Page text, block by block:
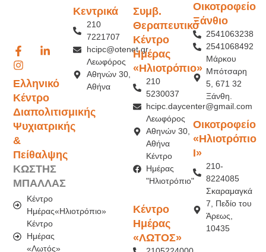
Ελληνικό
Κέντρο
Διαπολιτισμικής
Ψυχιατρικής
&
Πείθαλψης
ΚΩΣΤΗΣ
ΜΠΑΛΛΑΣ
Κέντρο
Ημέρας«Ηλιοτρόπιο»
Κέντρο
Ημέρας
«Λωτός»
Κεντρικά
210
7221707
hcipc@otenet.gr
Λεωφόρος
Αθηνών 30,
Αθήνα
Συμβ.
Θεραπευτικό
Κέντρο
Ημέρας
«Ηλιοτρόπιο»
210
5230037
hcipc.daycenter@gmail.com
Λεωφόρος
Αθηνών 30,
Αθήνα
Κέντρο
Ημέρας
"Ηλιοτρόπιο"
Κέντρο
Ημέρας
«ΛΩΤΟΣ»
Οικοτροφείο
Ξάνθιο
2541063238
2541068492
Μάρκου
Μπότσαρη
5, 671 32
Ξάνθη.
Οικοτροφείο
«Ηλιοτρόπιο
Ι»
210-
8224085
Σκαραμαγκά
7, Πεδίο του
Άρεως,
10435